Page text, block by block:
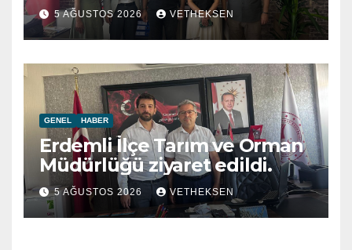
5 AĞUSTOS 2026 VETHEKSEN
GENEL HABER
Erdemli İlçe Tarım ve Orman
Müdürlüğü ziyaret edildi.
5 AĞUSTOS 2026 VETHEKSEN